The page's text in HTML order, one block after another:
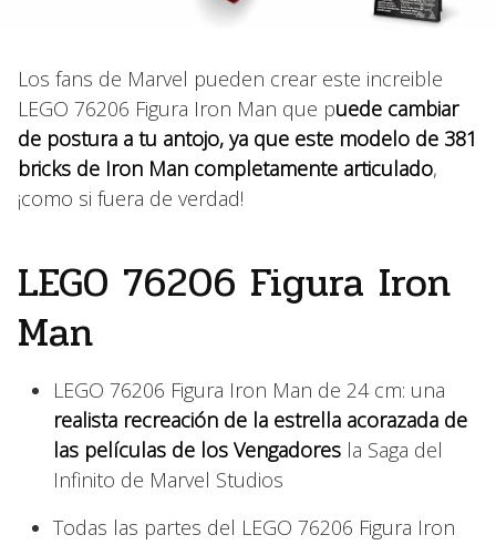
Los fans de Marvel pueden crear este increible
LEGO 76206 Figura Iron Man que puede cambiar
de postura a tu antojo, ya que este modelo de 381
bricks de Iron Man completamente articulado,
¡como si fuera de verdad!
LEGO 76206 Figura Iron
Man
LEGO 76206 Figura Iron Man de 24 cm: una
realista recreación de la estrella acorazada de
las películas de los Vengadores la Saga del
Infinito de Marvel Studios
Todas las partes del LEGO 76206 Figura Iron